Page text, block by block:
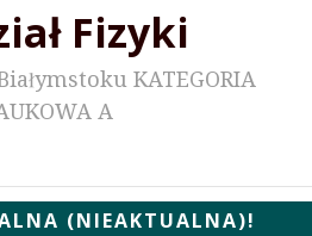
Fizyki
KATEGORIA
A
(NIEAKTUALNA)!